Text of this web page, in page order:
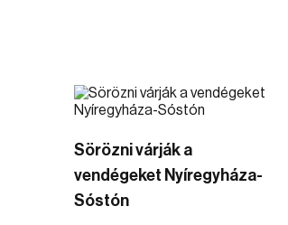
Sörözni várják a
vendégeket Nyíregyháza-
Sóstón